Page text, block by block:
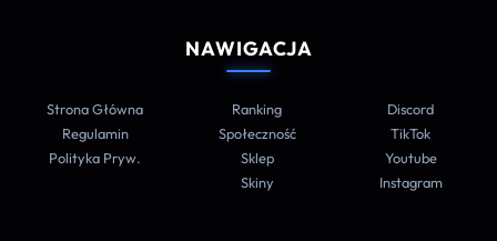
NAWIGACJA
Strona Główna
Regulamin
Polityka Pryw.
Ranking
Społeczność
Sklep
Skiny
Discord
TikTok
Youtube
Instagram